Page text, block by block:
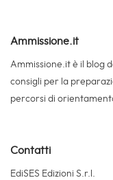
Ammissione.it
Ammissione.it è il blog
consigli per la
percorsi di
Contatti
EdiSES Edizioni S.r.l.